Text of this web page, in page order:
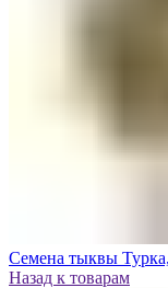
Семена тыквы
Назад к товарам